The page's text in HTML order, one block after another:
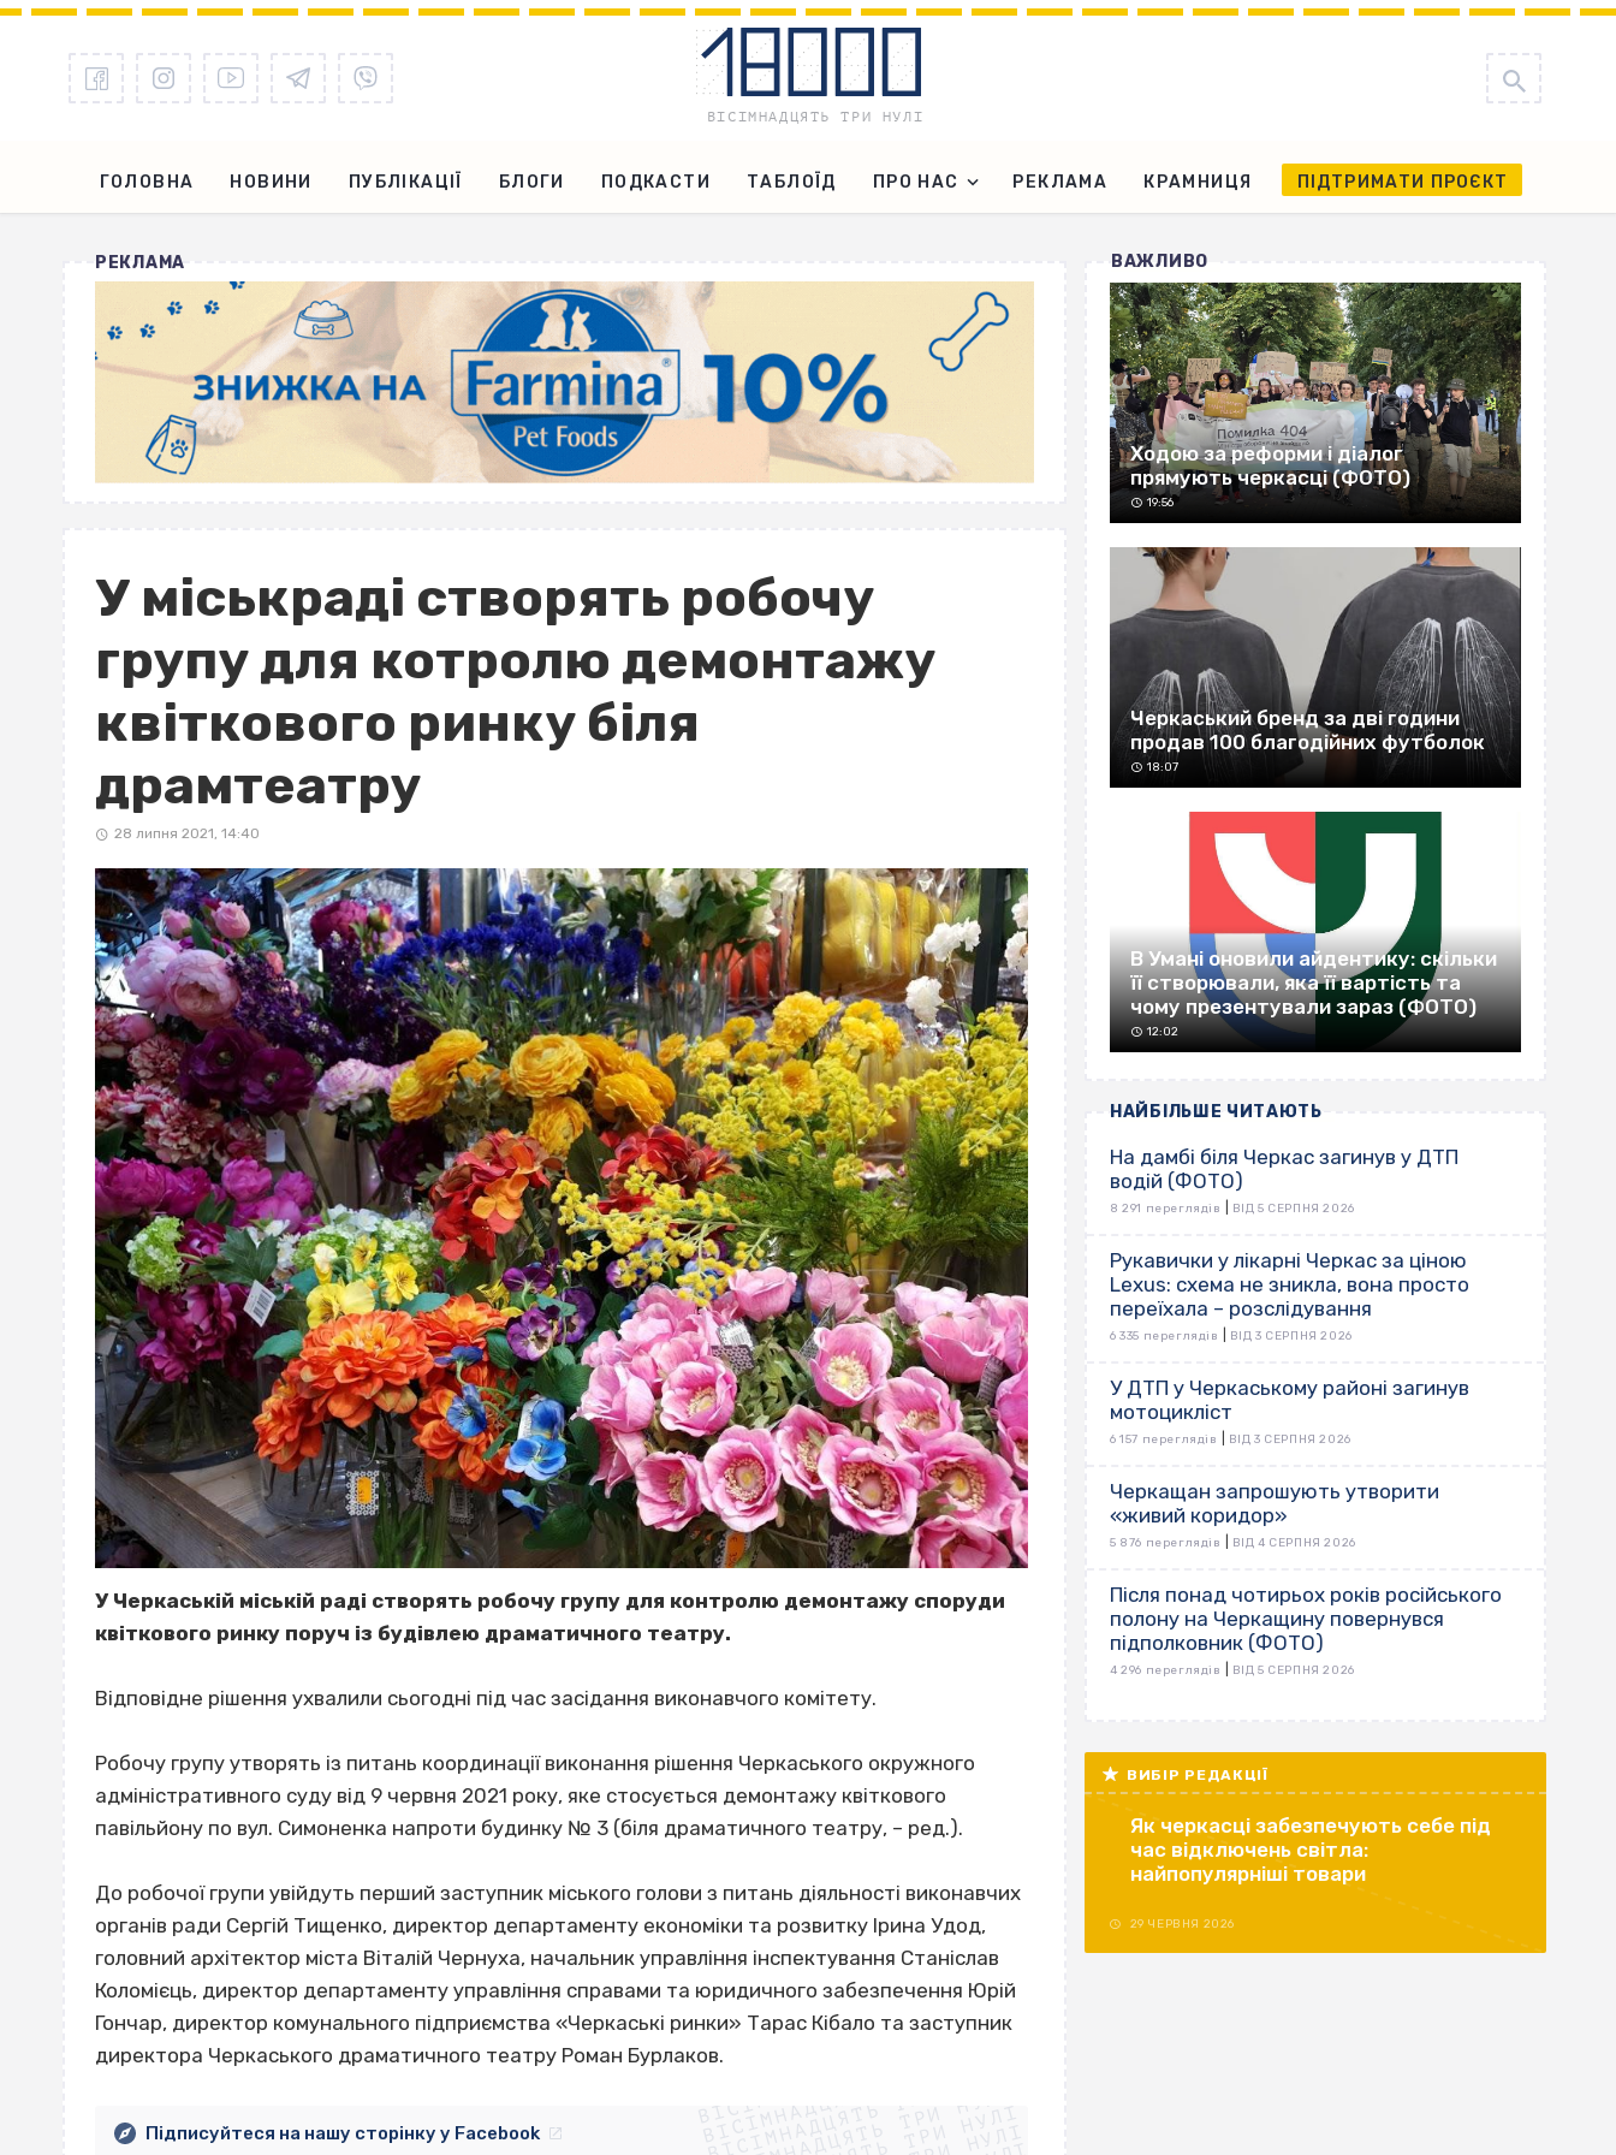
ГОЛОВНА НОВИНИ ПУБЛІКАЦІЇ БЛОГИ ПОДКАСТИ ТАБЛОЇД ПРО НАС РЕКЛАМА КРАМНИЦЯ ПІДТРИМАТИ ПРОЄКТ
РЕКЛАМА
У міськраді створять робочу
групу для котролю демонтажу
квіткового ринку біля
драмтеатру
28 липня 2021, 14:40
У Черкаській міській раді створять робочу групу для контролю демонтажу споруди
квіткового ринку поруч із будівлею драматичного театру.
Відповідне рішення ухвалили сьогодні під час засідання виконавчого комітету.
Робочу групу утворять із питань координації виконання рішення Черкаського окружного
адміністративного суду від 9 червня 2021 року, яке стосується демонтажу квіткового
павільйону по вул. Симоненка напроти будинку № 3 (біля драматичного театру, – ред.).
До робочої групи увійдуть перший заступник міського голови з питань діяльності виконавчих
органів ради Сергій Тищенко, директор департаменту економіки та розвитку Ірина Удод,
головний архітектор міста Віталій Чернуха, начальник управління інспектування Станіслав
Коломієць, директор департаменту управління справами та юридичного забезпечення Юрій
Гончар, директор комунального підприємства «Черкаські ринки» Тарас Кібало та заступник
директора Черкаського драматичного театру Роман Бурлаков.ВІСІМНАДЦЯТЬ ТРИ НУЛІ
ВІСІМНАДЦЯТЬ ТРИ НУЛІ
ВІСІМНАДЦЯТЬ ТРИ НУЛІ
ВІСІМНАДЦЯТЬ ТРИ НУЛІ
Підписуйтеся на нашу сторінку у Facebook
ВАЖЛИВО
Ходою за реформи і діалог
прямують черкасці (ФОТО)
19:56
Черкаський бренд за дві години
продав 100 благодійних футболок
18:07
В Умані оновили айдентику: скільки
її створювали, яка її вартість та
чому презентували зараз (ФОТО)
12:02
НАЙБІЛЬШЕ ЧИТАЮТЬ
На дамбі біля Черкас загинув у ДТП
водій (ФОТО)
8 291 переглядів ВІД 5 СЕРПНЯ 2026
Рукавички у лікарні Черкас за ціною
Lexus: схема не зникла, вона просто
переїхала – розслідування
6 335 переглядів ВІД 3 СЕРПНЯ 2026
У ДТП у Черкаському районі загинув
мотоцикліст
6 157 переглядів ВІД 3 СЕРПНЯ 2026
Черкащан запрошують утворити
«живий коридор»
5 876 переглядів ВІД 4 СЕРПНЯ 2026
Після понад чотирьох років російського
полону на Черкащину повернувся
підполковник (ФОТО)
4 296 переглядів ВІД 5 СЕРПНЯ 2026
ВИБІР РЕДАКЦІЇ
Як черкасці забезпечують себе під
час відключень світла:
найпопулярніші товари
29 ЧЕРВНЯ 2026